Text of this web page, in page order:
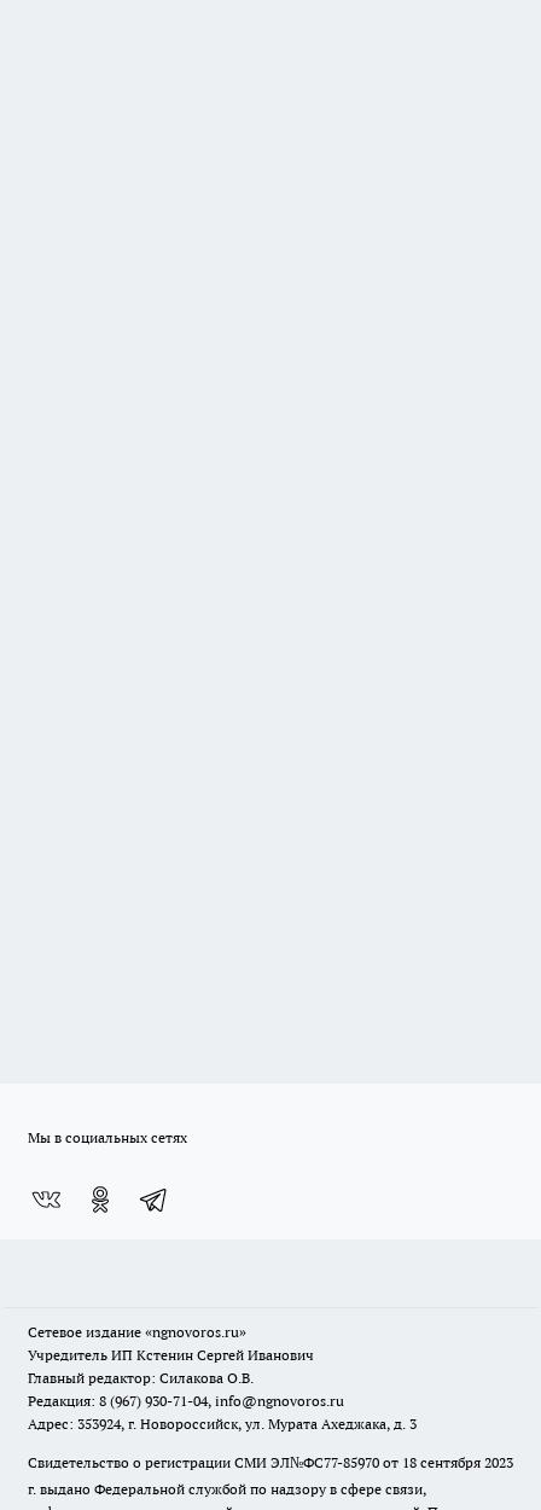
Мы в социальных сетях
Сетевое издание «ngnovoros.ru»
Учредитель ИП Кстенин Сергей Иванович
Главный редактор: Силакова О.В.
Редакция: 8 (967) 930-71-04, info@ngnovoros.ru
Адрес: 353924, г. Новороссийск, ул. Мурата Ахеджака, д. 3
Свидетельство о регистрации СМИ ЭЛ№ФС77-85970 от 18 сентября 2023
г. выдано Федеральной службой по надзору в сфере связи,